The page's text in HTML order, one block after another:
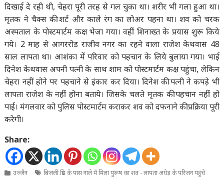
दिखाई दे रही थी, चेहरा पूरी तरह से गल चुका था। शरीर भी गला हुआ था।
मृतक ने चैक्स की शर्ट और काले रंग का लोअर पहना था। शव को चरक
अस्पताल के पोस्टमार्टम कक्ष भेजा गया। वहीं शिनाख्त के प्रयास शुरू किये
गये। 2 माह से आगररोड राजीव नगर का रहने वाला राजेश केथवास 48
साल लापता था। आशंका में परिवार को पहचान के लिये बुलाया गया। भाई
दिनेश केथवास अपनी पत्नी के साथ शाम को पोस्टमार्टम कक्ष पहुंचा, लेकिन
चेहरा नहीं होने पर पहचाने से इंकार कर दिया। दिनेश की पत्नी ने कपड़े भी
लापता राजेश के नहीं होना बताये। जिसके चलते मृतक की पहचान नहीं हो
पाई। मंगलवार को पुलिस पोस्टमार्टम कराकर शव को दफनाने की प्रक्रिया पूरी
करेगी।
Share:
उज्जैन
बिजली ग्रिड के पास नाले में मिला पुरूष का शव - लापता अधेड़ के परिजन पहुंचे